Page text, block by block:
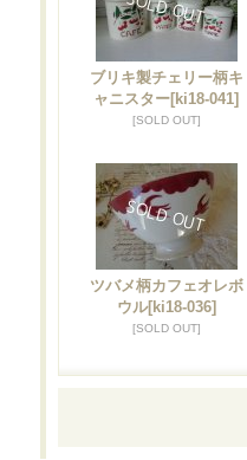
ブリキ製チェリー柄キ
ャニスター[ki18-041]
[SOLD OUT]
ツバメ柄カフェオレボ
ウル[ki18-036]
[SOLD OUT]